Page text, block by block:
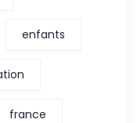
enfants
france